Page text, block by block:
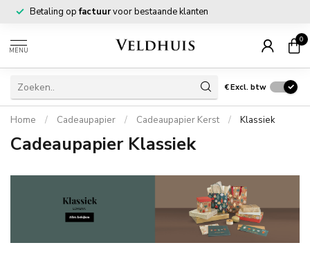
Betaling opfactuurvoor bestaande klanten
MENU
0
€Excl. btw
Home / Cadeaupapier / Cadeaupapier Kerst / Klassiek
Cadeaupapier Klassiek